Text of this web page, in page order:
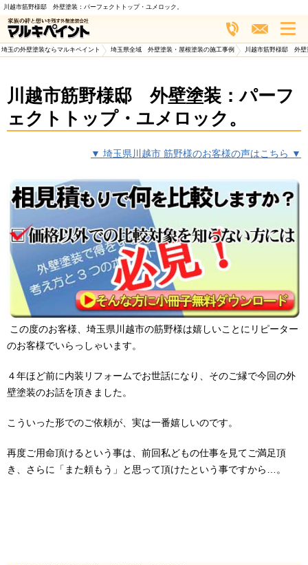
川越市筋野様邸 外壁塗装：パーフェクトトップ・ユメロック。
埼玉の外壁塗装ならマルキペイント > 埼玉県全域 外壁塗装・屋根塗装の施工事例 > 川越市筋野様邸 外壁
川越市筋野様邸 外壁塗装：パーフ
ェクトトップ・ユメロック。
▼ 埼玉県川越市 筋野様のお客様の声はこちら ▼
この度のお客様、埼玉県川越市の筋野様は嬉しいことにリピーター
のお客様でいらっしゃいます。
４年ほど前に内装リフォームでお世話になり、そのご縁で今回の外
壁塗装のお話を頂きました。
こういった形でのご依頼が、実は一番嬉しいのです。
再度ご用命頂けるという事は、前回私どもの仕事を見てご満足頂
き、さらに「また頼もう」と思って頂けたという事ですから…。